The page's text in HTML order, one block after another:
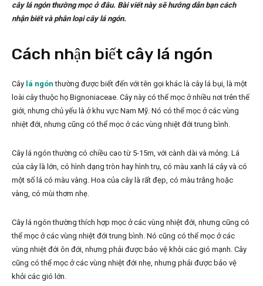
cây lá ngón thường mọc ở đâu. Bài viết này sẽ hướng dẫn bạn cách
nhận biết và phân loại cây lá ngón.
Cách nhận biết cây lá ngón
Cây lá ngón thường được biết đến với tên gọi khác là cây lá bụi, là một
loài cây thuộc họ Bignoniaceae. Cây này có thể mọc ở nhiều nơi trên thế
giới, nhưng chủ yếu là ở khu vực Nam Mỹ. Nó có thể mọc ở các vùng
nhiệt đới, nhưng cũng có thể mọc ở các vùng nhiệt đới trung bình.
Cây lá ngón thường có chiều cao từ 5-15m, với cành dài và mỏng. Lá
của cây là lớn, có hình dạng tròn hay hình trụ, có màu xanh lá cây và có
một số lá có màu vàng. Hoa của cây là rất đẹp, có màu trắng hoặc
vàng, có mùi thơm nhẹ.
Cây lá ngón thường thích hợp mọc ở các vùng nhiệt đới, nhưng cũng có
thể mọc ở các vùng nhiệt đới trung bình. Nó cũng có thể mọc ở các
vùng nhiệt đới ôn đới, nhưng phải được bảo vệ khỏi các gió mạnh. Cây
cũng có thể mọc ở các vùng nhiệt đới nhẹ, nhưng phải được bảo vệ
khỏi các gió lớn.